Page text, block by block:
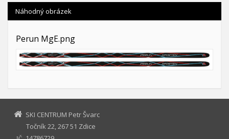
Náhodný obrázek
Perun MgE.png
SKI CENTRUM Petr Švarc
Točník 22, 267 51 Zdice